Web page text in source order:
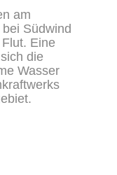
am
Südwind
Eine
die
Wasser